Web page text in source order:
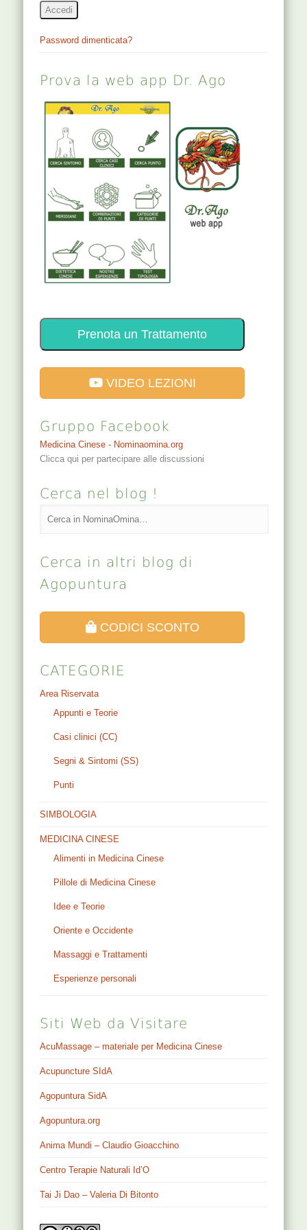
Accedi
Password dimenticata?
Prova la web app Dr. Ago
Prenota un Trattamento
VIDEO LEZIONI
Gruppo Facebook
Medicina Cinese - Nominaomina.org
Clicca qui per partecipare alle discussioni
Cerca nel blog !
Cerca in altri blog di
Agopuntura
CODICI SCONTO
CATEGORIE
Area Riservata
Appunti e Teorie
Casi clinici (CC)
Segni & Sintomi (SS)
Punti
SIMBOLOGIA
MEDICINA CINESE
Alimenti in Medicina Cinese
Pillole di Medicina Cinese
Idee e Teorie
Oriente e Occidente
Massaggi e Trattamenti
Esperienze personali
Siti Web da Visitare
AcuMassage – materiale per Medicina Cinese
Acupuncture SIdA
Agopuntura SidA
Agopuntura.org
Anima Mundi – Claudio Gioacchino
Centro Terapie Naturali Id’O
Tai Ji Dao – Valeria Di Bitonto